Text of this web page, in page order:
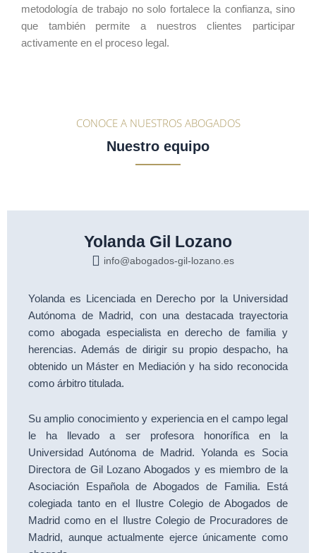
metodología de trabajo no solo fortalece la confianza, sino
que también permite a nuestros clientes participar
activamente en el proceso legal.
CONOCE A NUESTROS ABOGADOS
Nuestro equipo
Yolanda Gil Lozano
info@abogados-gil-lozano.es
Yolanda es Licenciada en Derecho por la Universidad
Autónoma de Madrid, con una destacada trayectoria
como abogada especialista en derecho de familia y
herencias. Además de dirigir su propio despacho, ha
obtenido un Máster en Mediación y ha sido reconocida
como árbitro titulada.
Su amplio conocimiento y experiencia en el campo legal
le ha llevado a ser profesora honorífica en la
Universidad Autónoma de Madrid. Yolanda es Socia
Directora de Gil Lozano Abogados y es miembro de la
Asociación Española de Abogados de Familia. Está
colegiada tanto en el Ilustre Colegio de Abogados de
Madrid como en el Ilustre Colegio de Procuradores de
Madrid, aunque actualmente ejerce únicamente como